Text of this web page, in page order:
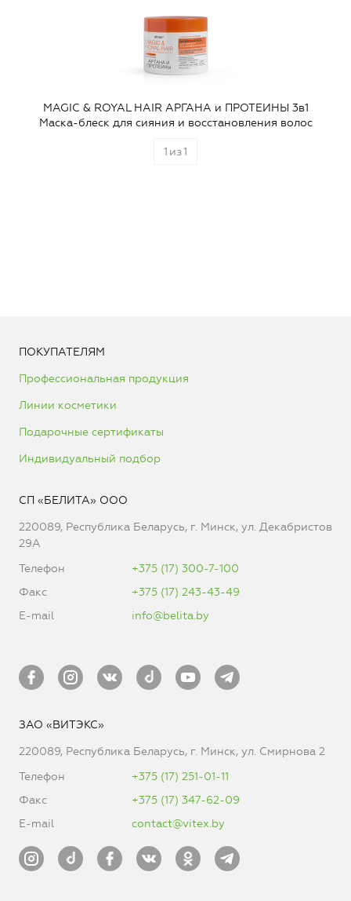
MAGIC & ROYAL HAIR АРГАНА и ПРОТЕИНЫ 3в1
Маска-блеск для сияния и восстановления волос
1 из1
ПОКУПАТЕЛЯМ
Профессиональная продукция
Линии косметики
Подарочные сертификаты
Индивидуальный подбор
СП «БЕЛИТА» ООО
220089, Республика Беларусь, г. Минск, ул. Декабристов
29А
Телефон
+375 (17) 300-7-100
Факс
+375 (17) 243-43-49
E-mail
info@belita.by
ЗАО «ВИТЭКС»
220089, Республика Беларусь, г. Минск, ул. Смирнова 2
Телефон
+375 (17) 251-01-11
Факс
+375 (17) 347-62-09
E-mail
contact@vitex.by